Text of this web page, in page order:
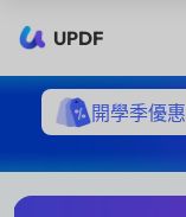
UPDF
開學季優惠